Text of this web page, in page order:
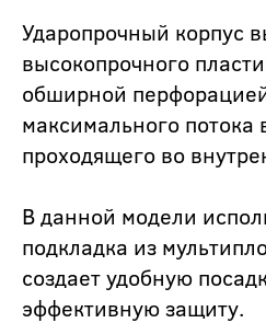
Ударопрочный корпус
высокопрочного
обширной
максимального потока
проходящего во
В данной модели
подкладка из
создает удобную
эффективную защиту.